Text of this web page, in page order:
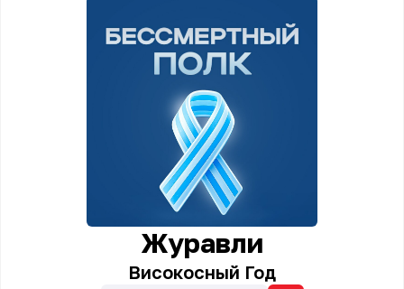
Журавли
Високосный Год